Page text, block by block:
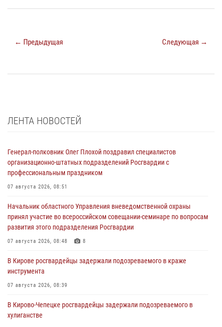
← Предыдущая Следующая →
ЛЕНТА НОВОСТЕЙ
Генерал-полковник Олег Плохой поздравил специалистов
организационно-штатных подразделений Росгвардии с
профессиональным праздником
07 августа 2026, 08:51
Начальник областного Управления вневедомственной охраны
принял участие во всероссийском совещании-семинаре по вопросам
развития этого подразделения Росгвардии
07 августа 2026, 08:48 8
В Кирове росгвардейцы задержали подозреваемого в краже
инструмента
07 августа 2026, 08:39
В Кирово-Чепецке росгвардейцы задержали подозреваемого в
хулиганстве